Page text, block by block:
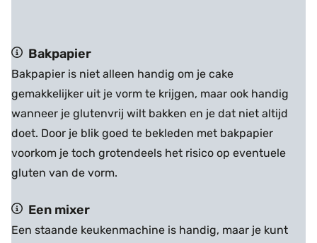
Bakpapier
Bakpapier is niet alleen handig om je cake
gemakkelijker uit je vorm te krijgen, maar ook handig
wanneer je glutenvrij wilt bakken en je dat niet altijd
doet. Door je blik goed te bekleden met bakpapier
voorkom je toch grotendeels het risico op eventuele
gluten van de vorm.
Een mixer
Een staande keukenmachine is handig, maar je kunt